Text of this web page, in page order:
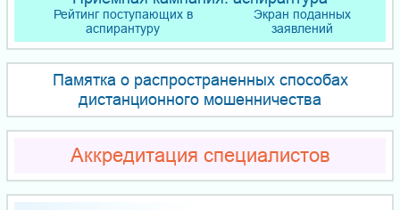
Рейтинг поступающих в
аспирантуру
Экран поданных
заявлений
Памятка о распространенных способах
дистанционного мошенничества
Аккредитация специалистов